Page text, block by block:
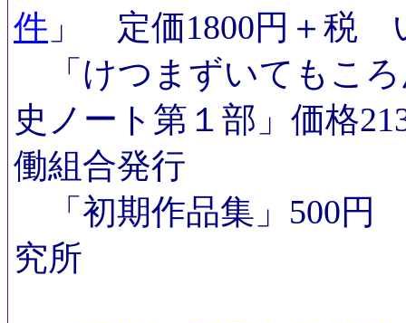
件 」 定価1800円＋税
「けつまずいてもこ
史ノート第１部」価格
働組合発行
「初期作品集」500円
究所